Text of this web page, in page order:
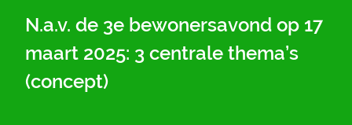
N.a.v. de 3e bewonersavond op 17
maart 2025: 3 centrale thema’s
(concept)